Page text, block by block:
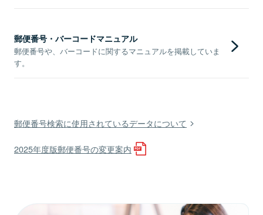
郵便番号・バーコードマニュアル
郵便番号や、バーコードに関するマニュアルを掲載していま
す。
郵便番号検索に使用されているデータについて
2025年度版郵便番号の変更案内